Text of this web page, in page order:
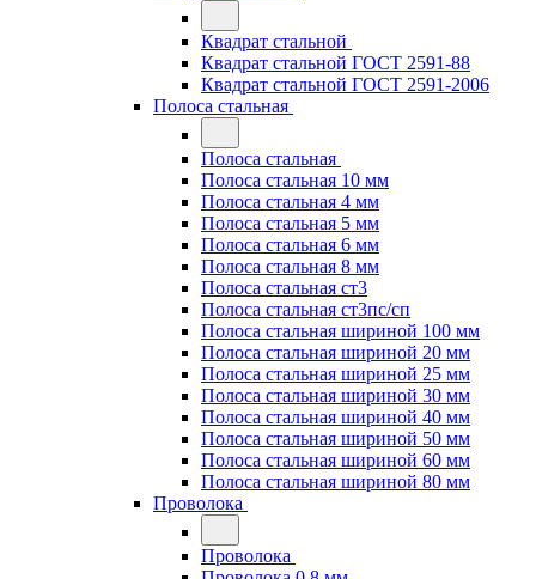
Квадрат стальной
Квадрат стальной ГОСТ 2591-88
Квадрат стальной ГОСТ 2591-2006
Полоса стальная
Полоса стальная
Полоса стальная 10 мм
Полоса стальная 4 мм
Полоса стальная 5 мм
Полоса стальная 6 мм
Полоса стальная 8 мм
Полоса стальная ст3
Полоса стальная ст3пс/сп
Полоса стальная шириной 100 мм
Полоса стальная шириной 20 мм
Полоса стальная шириной 25 мм
Полоса стальная шириной 30 мм
Полоса стальная шириной 40 мм
Полоса стальная шириной 50 мм
Полоса стальная шириной 60 мм
Полоса стальная шириной 80 мм
Проволока
Проволока